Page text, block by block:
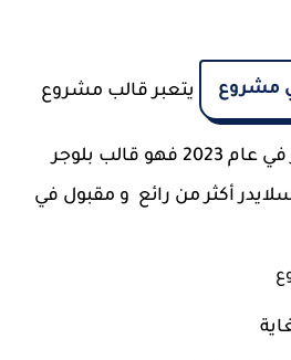
مشروع يتعبر قالب مشروع
من أفضل قوالب بلوجر في عام 2023 فهو قالب بلوجر
أكثر من رائع و مقبول في